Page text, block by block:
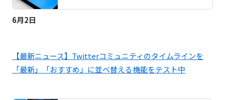
6月2日
【最新ニュース】Twitterコミュニティのタイムラインを
「最新」「おすすめ」に並べ替える機能をテスト中